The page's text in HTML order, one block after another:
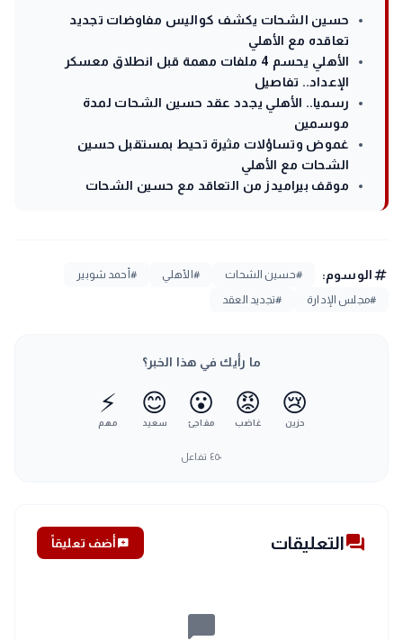
حسين الشحات يكشف كواليس مفاوضات تجديد
تعاقده مع الأهلي
الأهلي يحسم 4 ملفات مهمة قبل انطلاق معسكر
الإعداد.. تفاصيل
رسميا.. الأهلي يجدد عقد حسين الشحات لمدة
موسمين
غموض وتساؤلات مثيرة تحيط بمستقبل حسين
الشحات مع الأهلي
موقف بيراميدز من التعاقد مع حسين الشحات
tagالوسوم: #حسين الشحات #الأهلي
#أحمد شوبير
#مجلس الإدارة
#تجديد العقد
ما رأيك في هذا الخبر؟
😢
حزين
😡
غاضب
😮
مفاجئ
😊
سعيد
⚡
مهم
٤٥٠ تفاعل
forumالتعليقات add_commentأضف تعليقاً
chat_bubble_outline